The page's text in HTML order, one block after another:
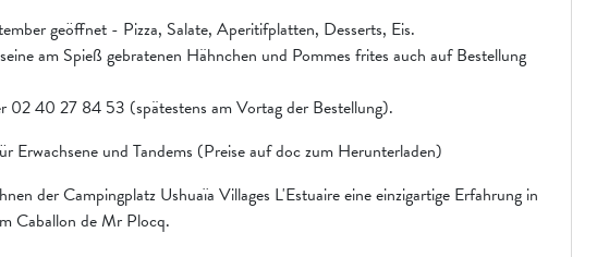
geöffnet - Pizza, Salate, Aperitifplatten, Desserts, Eis.
am Spieß gebratenen Hähnchen und Pommes frites auch auf Bestellung
02 40 27 84 53 (spätestens am Vortag der Bestellung).
Erwachsene und Tandems (Preise auf doc zum Herunterladen)
der Campingplatz Ushuaïa Villages L'Estuaire eine einzigartige Erfahrung in
Caballon de Mr Plocq.